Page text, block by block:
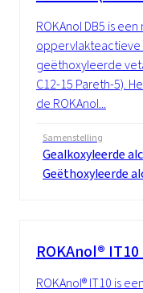
ROKAnol DB5 is
oppervlakteactieve
geëthoxyleerde
C12-15 Pareth-5).
de ROKAnol...
Samenstelling
Gealkoxyleerde
Geëthoxyleerde
ROKAnol®
ROKAnol® IT10 is